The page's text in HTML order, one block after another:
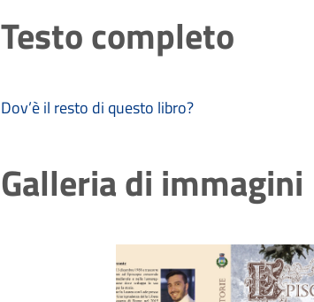
Testo completo
Dov’è il resto di questo libro?
Galleria di immagini